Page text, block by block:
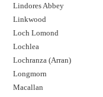
Lindores Abbey
Linkwood
Loch Lomond
Lochlea
Lochranza (Arran)
Longmorn
Macallan